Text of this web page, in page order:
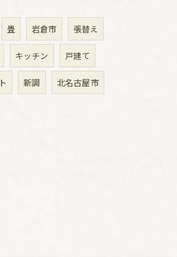
畳 岩倉市 張替え
キッチン 戸建て
新調 北名古屋市